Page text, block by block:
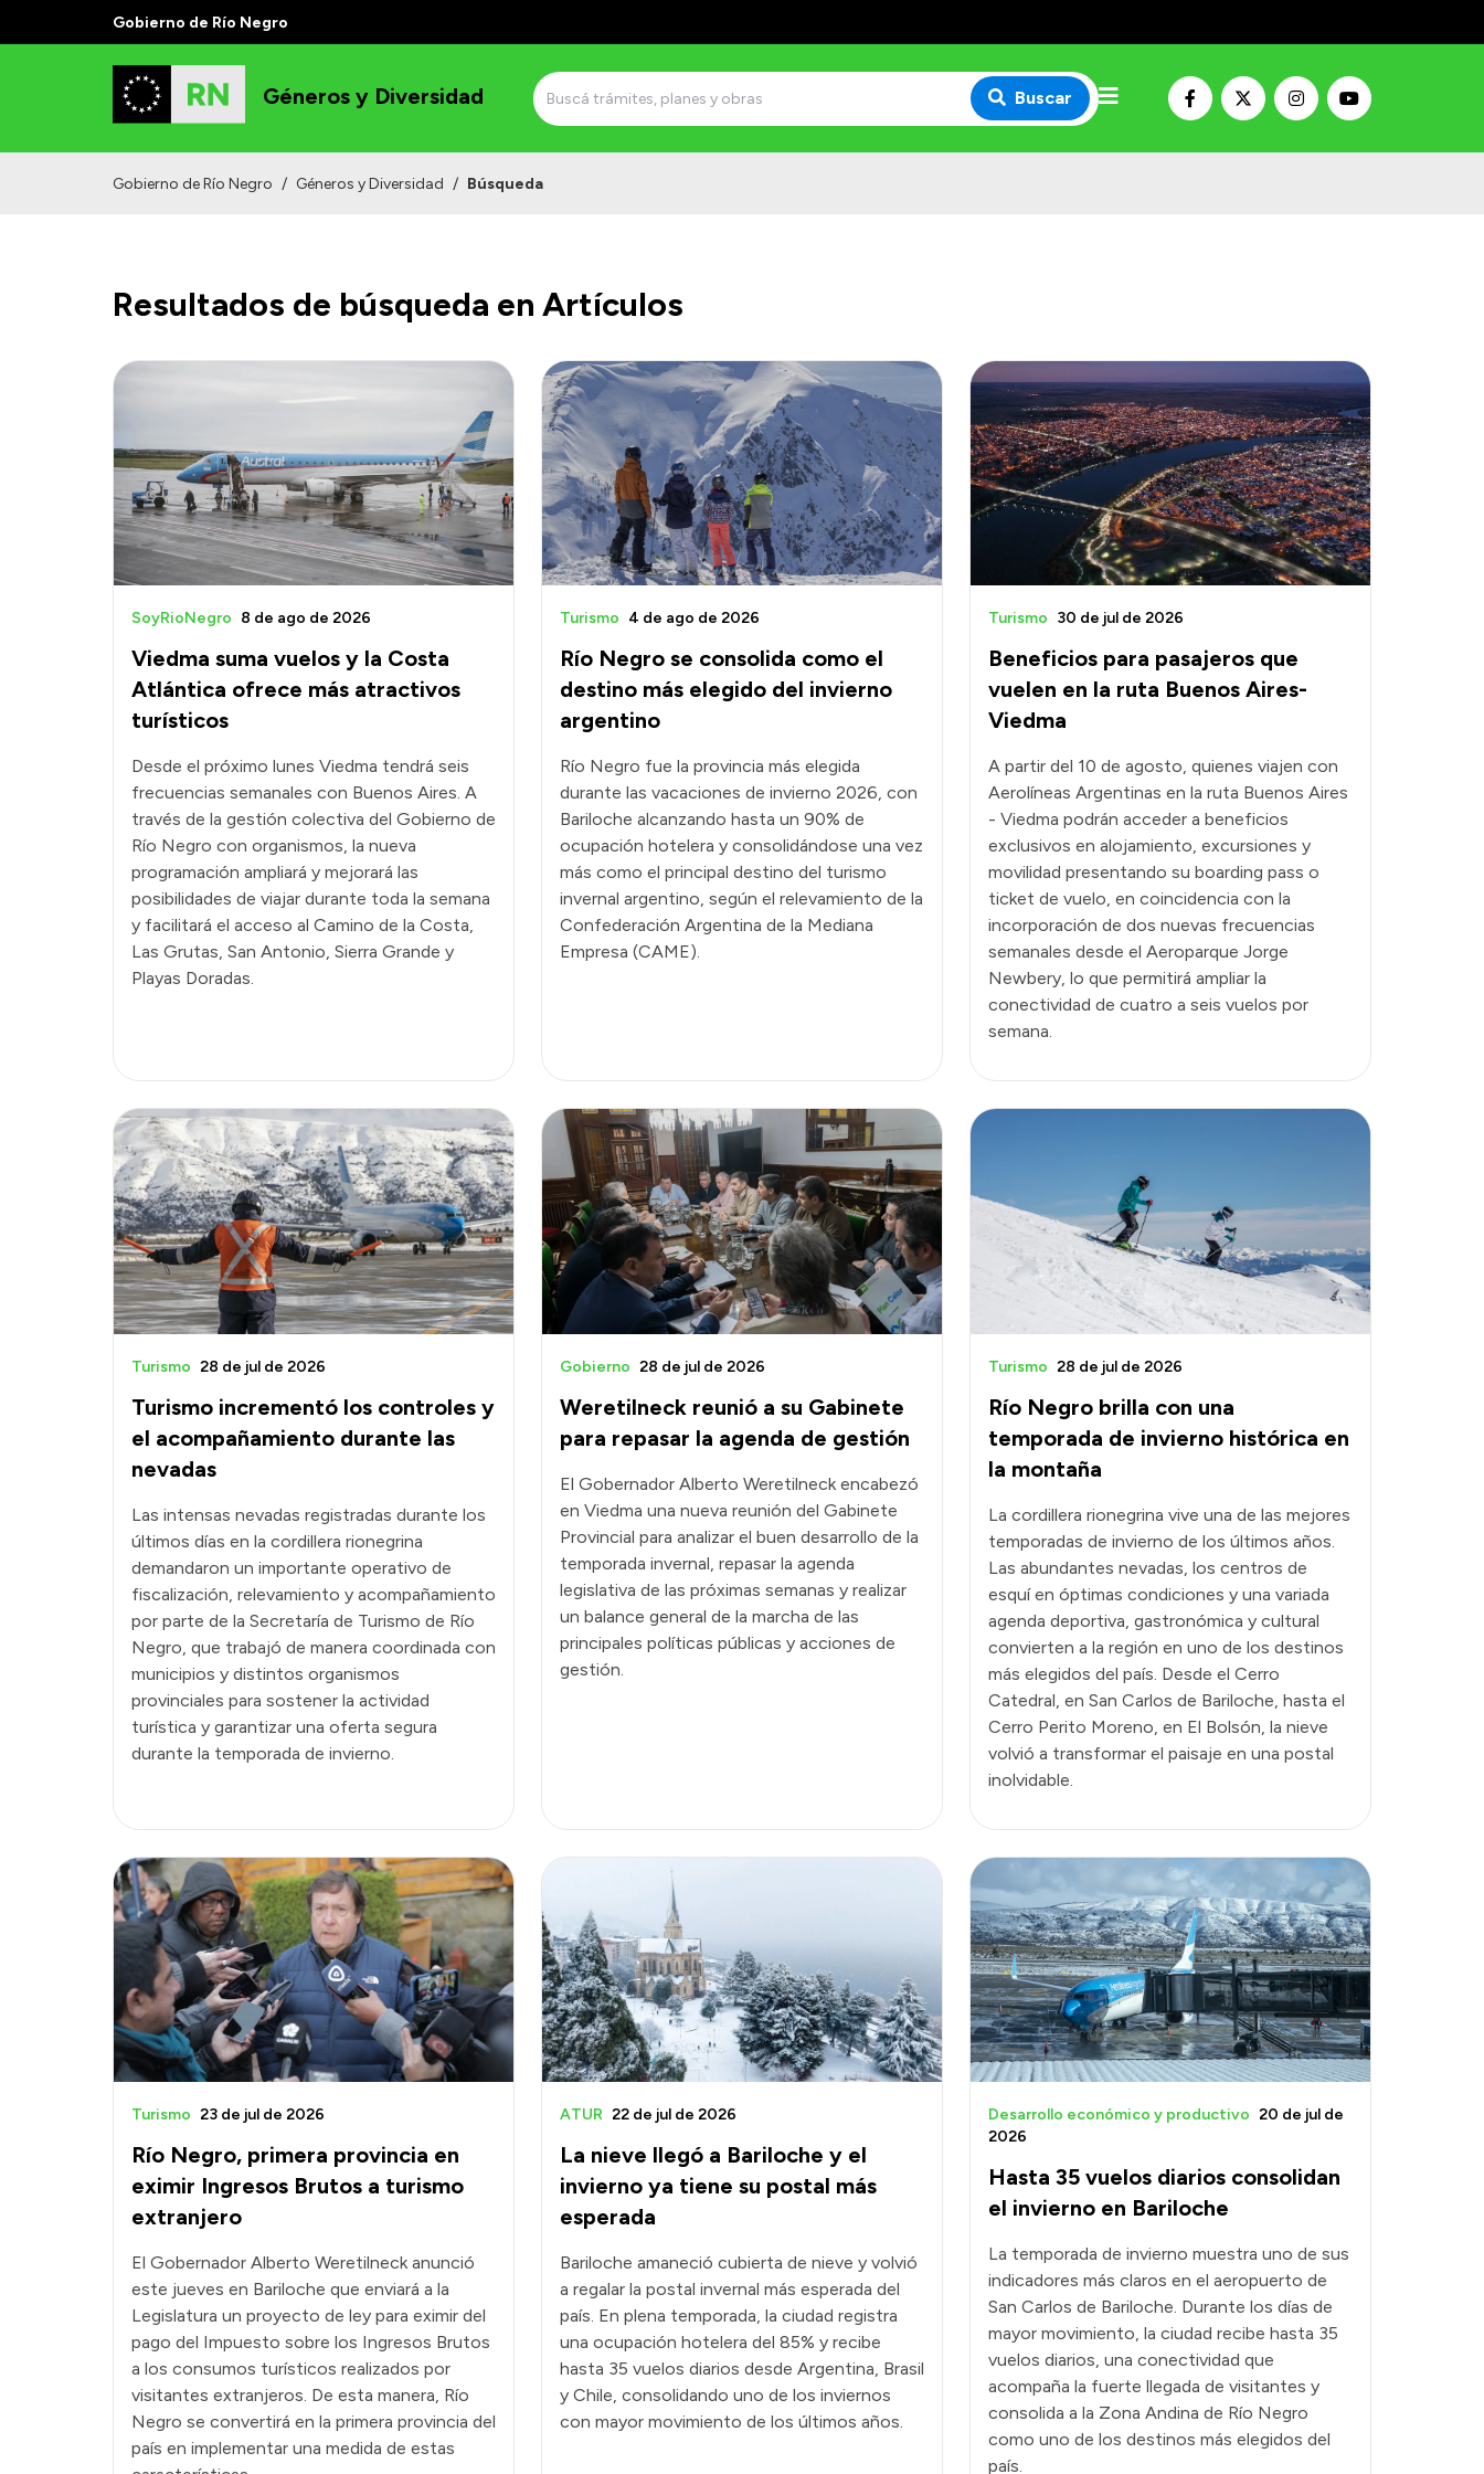
Gobierno de Río Negro
Géneros y Diversidad Buscar
Gobierno de Río Negro / Géneros y Diversidad / Búsqueda
Resultados de búsqueda en Artículos
Viedma suma vuelos y la Costa
Atlántica ofrece más atractivos
turísticos
SoyRioNegro 8 de ago de 2026
Desde el próximo lunes Viedma tendrá seis
frecuencias semanales con Buenos Aires. A
través de la gestión colectiva del Gobierno de
Río Negro con organismos, la nueva
programación ampliará y mejorará las
posibilidades de viajar durante toda la semana
y facilitará el acceso al Camino de la Costa,
Las Grutas, San Antonio, Sierra Grande y
Playas Doradas.
Río Negro se consolida como el
destino más elegido del invierno
argentino
Turismo 4 de ago de 2026
Río Negro fue la provincia más elegida
durante las vacaciones de invierno 2026, con
Bariloche alcanzando hasta un 90% de
ocupación hotelera y consolidándose una vez
más como el principal destino del turismo
invernal argentino, según el relevamiento de la
Confederación Argentina de la Mediana
Empresa (CAME).
Beneficios para pasajeros que
vuelen en la ruta Buenos Aires-
Viedma
Turismo 30 de jul de 2026
A partir del 10 de agosto, quienes viajen con
Aerolíneas Argentinas en la ruta Buenos Aires
- Viedma podrán acceder a beneficios
exclusivos en alojamiento, excursiones y
movilidad presentando su boarding pass o
ticket de vuelo, en coincidencia con la
incorporación de dos nuevas frecuencias
semanales desde el Aeroparque Jorge
Newbery, lo que permitirá ampliar la
conectividad de cuatro a seis vuelos por
semana.
Turismo incrementó los controles y
el acompañamiento durante las
nevadas
Turismo 28 de jul de 2026
Las intensas nevadas registradas durante los
últimos días en la cordillera rionegrina
demandaron un importante operativo de
fiscalización, relevamiento y acompañamiento
por parte de la Secretaría de Turismo de Río
Negro, que trabajó de manera coordinada con
municipios y distintos organismos
provinciales para sostener la actividad
turística y garantizar una oferta segura
durante la temporada de invierno.
Weretilneck reunió a su Gabinete
para repasar la agenda de gestión
Gobierno 28 de jul de 2026
El Gobernador Alberto Weretilneck encabezó
en Viedma una nueva reunión del Gabinete
Provincial para analizar el buen desarrollo de la
temporada invernal, repasar la agenda
legislativa de las próximas semanas y realizar
un balance general de la marcha de las
principales políticas públicas y acciones de
gestión.
Río Negro brilla con una
temporada de invierno histórica en
la montaña
Turismo 28 de jul de 2026
La cordillera rionegrina vive una de las mejores
temporadas de invierno de los últimos años.
Las abundantes nevadas, los centros de
esquí en óptimas condiciones y una variada
agenda deportiva, gastronómica y cultural
convierten a la región en uno de los destinos
más elegidos del país. Desde el Cerro
Catedral, en San Carlos de Bariloche, hasta el
Cerro Perito Moreno, en El Bolsón, la nieve
volvió a transformar el paisaje en una postal
inolvidable.
Río Negro, primera provincia en
eximir Ingresos Brutos a turismo
extranjero
Turismo 23 de jul de 2026
El Gobernador Alberto Weretilneck anunció
este jueves en Bariloche que enviará a la
Legislatura un proyecto de ley para eximir del
pago del Impuesto sobre los Ingresos Brutos
a los consumos turísticos realizados por
visitantes extranjeros. De esta manera, Río
Negro se convertirá en la primera provincia del
país en implementar una medida de estas
La nieve llegó a Bariloche y el
invierno ya tiene su postal más
esperada
ATUR 22 de jul de 2026
Bariloche amaneció cubierta de nieve y volvió
a regalar la postal invernal más esperada del
país. En plena temporada, la ciudad registra
una ocupación hotelera del 85% y recibe
hasta 35 vuelos diarios desde Argentina, Brasil
y Chile, consolidando uno de los inviernos
con mayor movimiento de los últimos años.
Hasta 35 vuelos diarios consolidan
el invierno en Bariloche
Desarrollo económico y productivo 20 de jul de
2026
La temporada de invierno muestra uno de sus
indicadores más claros en el aeropuerto de
San Carlos de Bariloche. Durante los días de
mayor movimiento, la ciudad recibe hasta 35
vuelos diarios, una conectividad que
acompaña la fuerte llegada de visitantes y
consolida a la Zona Andina de Río Negro
como uno de los destinos más elegidos del
país.